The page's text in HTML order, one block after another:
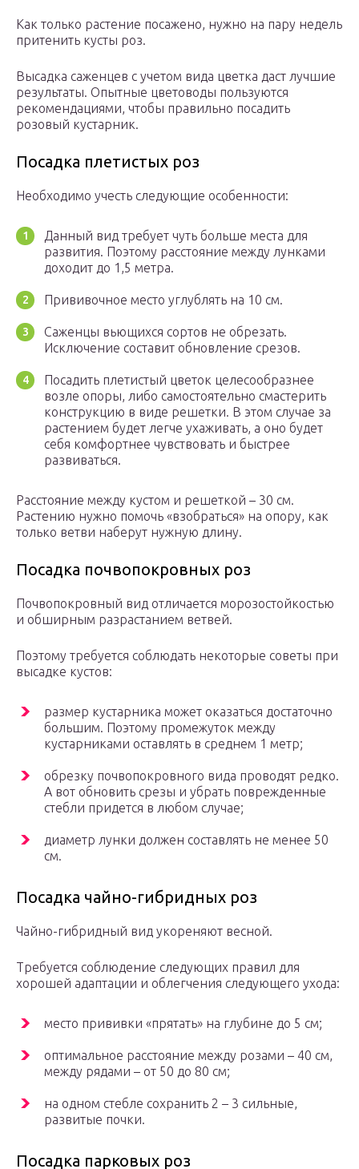
Как только растение посажено, нужно на пару недель
притенить кусты роз.
Высадка саженцев с учетом вида цветка даст лучшие
результаты. Опытные цветоводы пользуются
рекомендациями, чтобы правильно посадить
розовый кустарник.
Посадка плетистых роз
Необходимо учесть следующие особенности:
Данный вид требует чуть больше места для
развития. Поэтому расстояние между лунками
доходит до 1,5 метра.
Прививочное место углублять на 10 см.
Саженцы вьющихся сортов не обрезать.
Исключение составит обновление срезов.
Посадить плетистый цветок целесообразнее
возле опоры, либо самостоятельно смастерить
конструкцию в виде решетки. В этом случае за
растением будет легче ухаживать, а оно будет
себя комфортнее чувствовать и быстрее
развиваться.
Расстояние между кустом и решеткой – 30 см.
Растению нужно помочь «взобраться» на опору, как
только ветви наберут нужную длину.
Посадка почвопокровных роз
Почвопокровный вид отличается морозостойкостью
и обширным разрастанием ветвей.
Поэтому требуется соблюдать некоторые советы при
высадке кустов:
размер кустарника может оказаться достаточно
большим. Поэтому промежуток между
кустарниками оставлять в среднем 1 метр;
обрезку почвопокровного вида проводят редко.
А вот обновить срезы и убрать поврежденные
стебли придется в любом случае;
диаметр лунки должен составлять не менее 50
см.
Посадка чайно-гибридных роз
Чайно-гибридный вид укореняют весной.
Требуется соблюдение следующих правил для
хорошей адаптации и облегчения следующего ухода:
место прививки «прятать» на глубине до 5 см;
оптимальное расстояние между розами – 40 см,
между рядами – от 50 до 80 см;
на одном стебле сохранить 2 – 3 сильные,
развитые почки.
Посадка парковых роз